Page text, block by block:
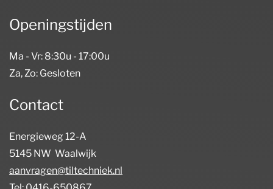
Openingstijden
Ma - Vr: 8:30u - 17:00u
Za, Zo: Gesloten
Contact
Energieweg 12-A
5145 NW Waalwijk
aanvragen@tiltechniek.nl